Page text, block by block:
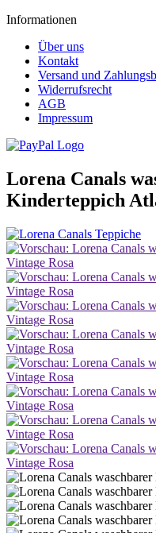
Informationen
Über uns
Kontakt
Versand und
Widerrufsrecht
AGB
Impressum
Lorena Canals
Kinderteppich